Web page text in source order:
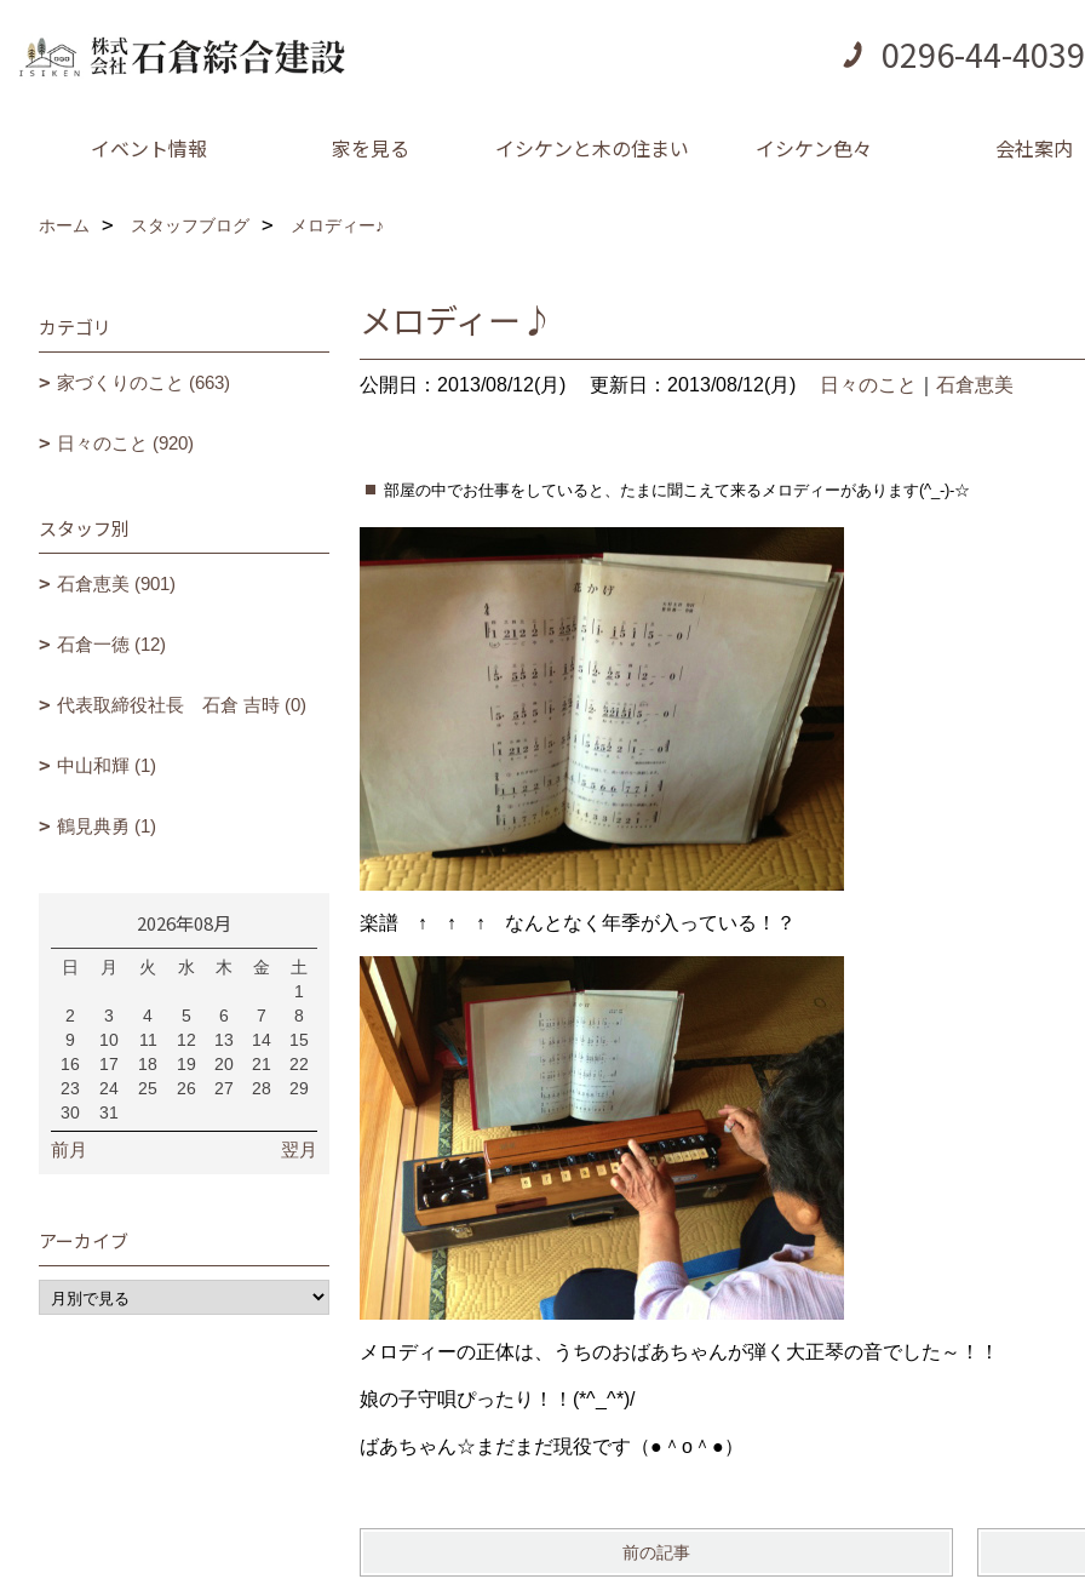
0296-44-4039
イベント情報 家を見る イシケンと木の住まい イシケン色々 会社案内
ホーム スタッフブログ メロディー♪
メロディー♪
公開日：2013/08/12(月) 更新日：2013/08/12(月) 日々のこと 石倉恵美
部屋の中でお仕事をしていると、たまに聞こえて来るメロディーがあります(^_-)-☆
楽譜 ↑ ↑ ↑ なんとなく年季が入っている！？
メロディーの正体は、うちのおばあちゃんが弾く大正琴の音でした～！！
娘の子守唄ぴったり！！(*^_^*)/
ばあちゃん☆まだまだ現役です（●＾o＾●）
前の記事
カテゴリ
家づくりのこと (663)
日々のこと (920)
スタッフ別
石倉恵美 (901)
石倉一徳 (12)
代表取締役社長 石倉 吉時 (0)
中山和輝 (1)
鶴見典勇 (1)
2026年08月
日 月 火 水 木 金
土
1
2
3 4 5 6 7
8
9
10 11 12 13 14
15
16
17 18 19 20 21
22
23
24 25 26 27 28
29
30
31
前月 翌月
アーカイブ